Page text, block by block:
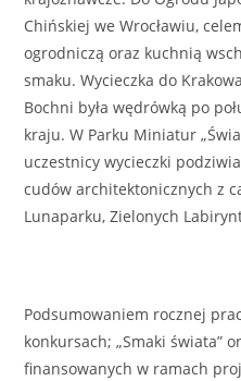
Chińskiej we Wrocławiu,
ogrodniczą oraz kuchnią
smaku. Wycieczka do
Bochni była wędrówką po
kraju. W Parku Miniatur
uczestnicy wycieczki
cudów architektonicznych z
Lunaparku, Zielonych
Podsumowaniem rocznej
konkursach; „Smaki świata”
finansowanych w ramach